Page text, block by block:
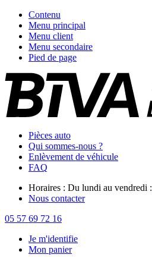
Contenu
Menu principal
Menu client
Menu secondaire
Pied de page
Pièces auto
Qui sommes-nous ?
Enlèvement de véhicule
FAQ
Horaires : Du lundi au vendredi
Nous contacter
05 57 69 72 16
Je m'identifie
Mon panier